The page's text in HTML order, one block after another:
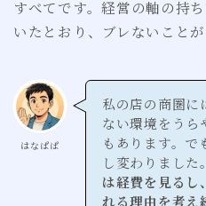
すべてです。経営の軸の持
いたとおり、ブレないこと
はなぱぱ
私の店の商圏に
ない環境をうら
もあります。で
し変わりました。
は経費を見るし
れる理由を考え